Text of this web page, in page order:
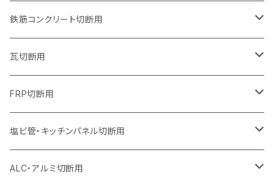
セグメント
セグメント（特殊凸凹加工チップ）
355mm（14インチ）
セグメント
セグメント（特殊凸凹加工チップ）
405mm（16インチ）
セグメントタイプ
ウェーブタイプ
セグメントタイプ
ウェーブタイプ
255mm（10インチ）
セグメントタイプ
305mm（12インチ）
セグメント
セグメント（特殊凸凹加工チップ）
355mm（14インチ）
セグメント
セグメント（特殊凸凹加工チップ）
ウェーブタイプ
セグメントタイプ
ウェーブタイプ
230mm（9インチ）
セグメントタイプ
ウェーブタイプ
255mm（10インチ）
セグメントタイプ
305mm（12インチ）
セグメント
セグメント（特殊凸凹加工チップ）
355mm（14インチ）
セグメント
セグメントタイプ
205mm（8インチ）
セグメントタイプ
230mm（9インチ）
セグメントタイプ
255mm（10インチ）
セグメントタイプ（一般道路カッター用
305mm（12インチ）
セグメントタイプ
355mm（14インチ）
セグメントタイプ（ビス穴付き
セグメントタイプ
180mm（7インチ）
セグメントタイプ
205mm（8インチ）
セグメントタイプ
230mm（9インチ）
セグメントタイプ
305mm（12インチ）
セグメントタイプ
355mm（14インチ）
ウェーブタイプ
セグメントタイプ
ウェーブタイプ
150mm（6インチ）
セグメントタイプ
ウェーブタイプ
180mm（7インチ）
セグメントタイプ
ウェーブタイプ
205mm（8インチ）
セグメントタイプ
ウェーブタイプ
230mm（9インチ）
セグメントタイプ
255mm（10インチ）
105mm（4インチ）
セグメントタイプ
125mm（5インチ）
セグメントタイプ
150mm（6インチ）
セグメントタイプ
180mm（7インチ）
セグメントタイプ
205mm（8インチ）
鉄筋コンクリート切断用
305mm（12インチ）
セグメントタイプ
355mm（14インチ）
セグメントタイプ
405mm（16インチ）
セグメントタイプ
瓦切断用
105mm（4インチ）
FRP切断用
125ｍｍ（5インチ）
塩ビ管・キッチンパネル切断用
125ｍｍ（5インチ）
ALC・アルミ切断用